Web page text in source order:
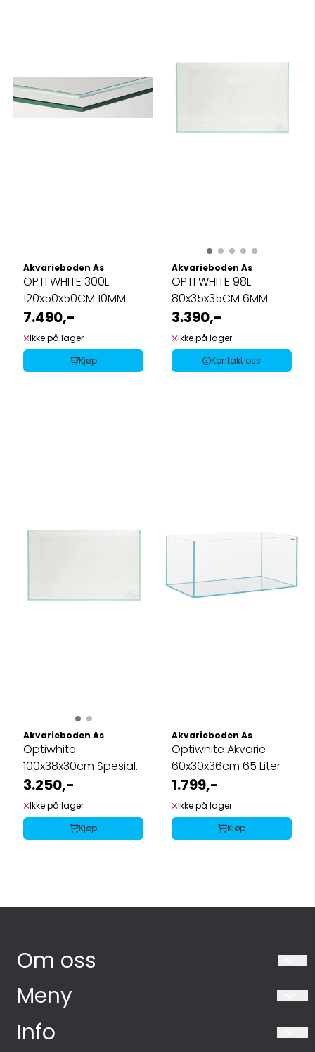
Akvarieboden As
OPTI WHITE 300L
120x50x50CM 10MM
7.490,-
Ikke på lager
Kjøp
Akvarieboden As
OPTI WHITE 98L
80x35x35CM 6MM
3.390,-
Ikke på lager
Kontakt oss
Akvarieboden As
Optiwhite
100x38x30cm Spesial
Mål
3.250,-
Ikke på lager
Kjøp
Akvarieboden As
Optiwhite Akvarie
60x30x36cm 65 Liter
1.799,-
Ikke på lager
Kjøp
Om oss
Akvarieboden AS
Industriveien 10
4331 Ålgård
Meny
Salgsbetingelser
Info